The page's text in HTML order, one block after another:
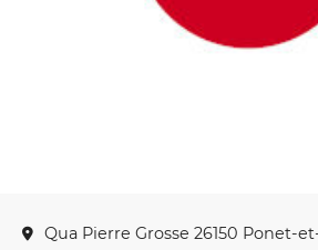
Qua Pierre Grosse 26150 Ponet-